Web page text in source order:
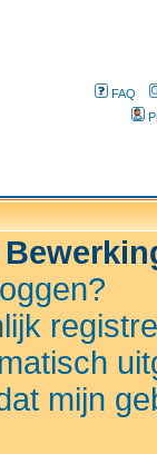
FAQ
mijn